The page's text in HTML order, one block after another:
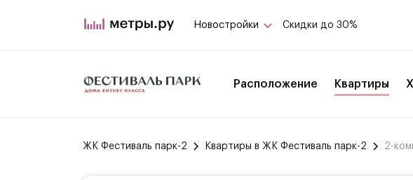
Новостройки Скидки до 30%
Расположение Квартиры
ЖК Фестиваль парк-2 Квартиры в ЖК Фестиваль парк-2 2-